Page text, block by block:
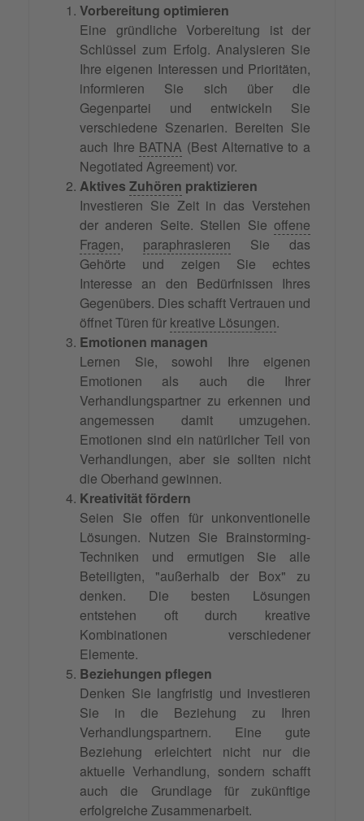
Vorbereitung optimieren
Eine gründliche Vorbereitung ist der
Schlüssel zum Erfolg. Analysieren Sie
Ihre eigenen Interessen und Prioritäten,
informieren Sie sich über die
Gegenpartei und entwickeln Sie
verschiedene Szenarien. Bereiten Sie
auch Ihre BATNA (Best Alternative to a
Negotiated Agreement) vor.
Aktives Zuhören praktizieren
Investieren Sie Zeit in das Verstehen
der anderen Seite. Stellen Sie offene
Fragen, paraphrasieren Sie das
Gehörte und zeigen Sie echtes
Interesse an den Bedürfnissen Ihres
Gegenübers. Dies schafft Vertrauen und
öffnet Türen für kreative Lösungen.
Emotionen managen
Lernen Sie, sowohl Ihre eigenen
Emotionen als auch die Ihrer
Verhandlungspartner zu erkennen und
angemessen damit umzugehen.
Emotionen sind ein natürlicher Teil von
Verhandlungen, aber sie sollten nicht
die Oberhand gewinnen.
Kreativität fördern
Seien Sie offen für unkonventionelle
Lösungen. Nutzen Sie Brainstorming-
Techniken und ermutigen Sie alle
Beteiligten, "außerhalb der Box" zu
denken. Die besten Lösungen
entstehen oft durch kreative
Kombinationen verschiedener
Elemente.
Beziehungen pflegen
Denken Sie langfristig und investieren
Sie in die Beziehung zu Ihren
Verhandlungspartnern. Eine gute
Beziehung erleichtert nicht nur die
aktuelle Verhandlung, sondern schafft
auch die Grundlage für zukünftige
erfolgreiche Zusammenarbeit.